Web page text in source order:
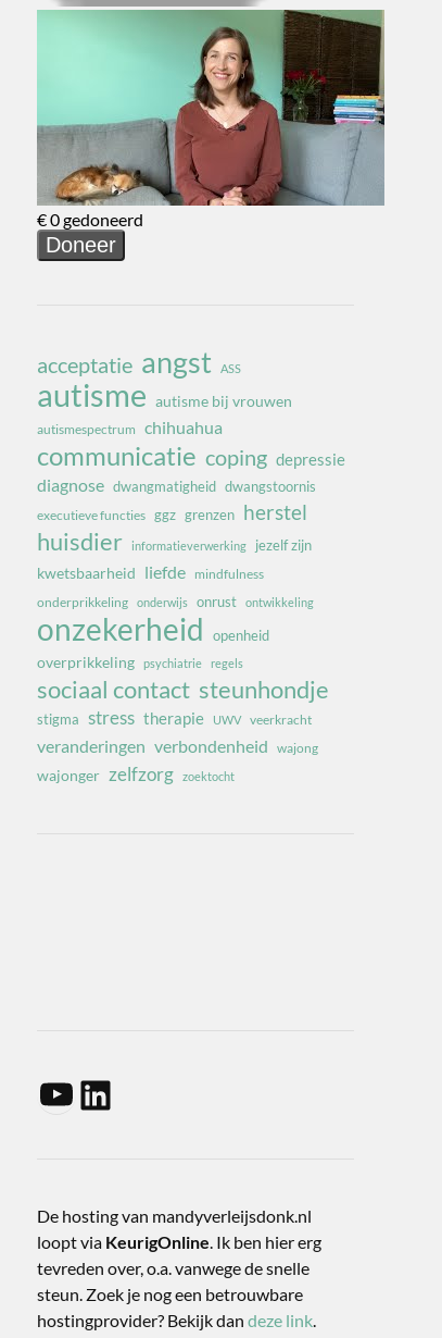
acceptatie angst ASS
autisme autisme bij vrouwen
autismespectrum chihuahua
communicatie coping depressie
diagnose dwangmatigheid dwangstoornis
executieve functies ggz grenzen herstel
huisdier informatieverwerking jezelf zijn
kwetsbaarheid liefde
mindfulness
onderprikkeling
onderwijs onrust ontwikkeling
onzekerheid openheid
overprikkeling psychiatrie regels
sociaal contact steunhondje
stigma stress therapie UWV veerkracht
veranderingen verbondenheid wajong
wajonger zelfzorg zoektocht
De hosting van mandyverleijsdonk.nl
loopt via KeurigOnline. Ik ben hier erg
tevreden over, o.a. vanwege de snelle
steun. Zoek je nog een betrouwbare
hostingprovider? Bekijk dan deze link.